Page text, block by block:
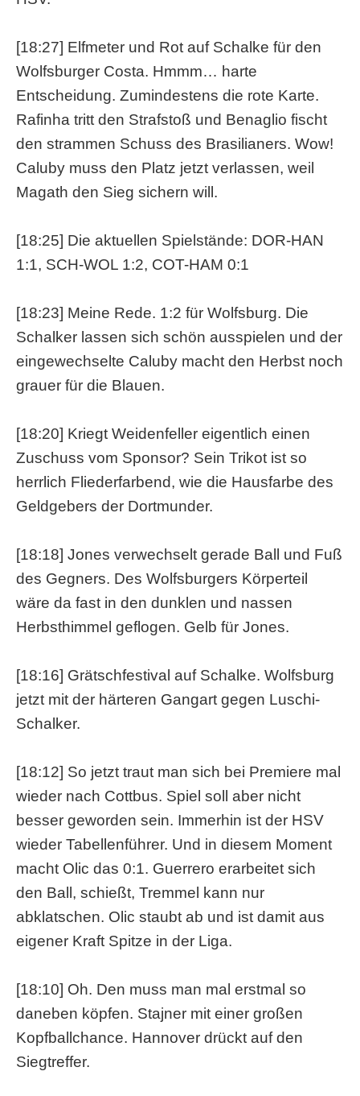
[18:27] Elfmeter und Rot auf Schalke für den
Wolfsburger Costa. Hmmm… harte
Entscheidung. Zumindestens die rote Karte.
Rafinha tritt den Strafstoß und Benaglio fischt
den strammen Schuss des Brasilianers. Wow!
Caluby muss den Platz jetzt verlassen, weil
Magath den Sieg sichern will.
[18:25] Die aktuellen Spielstände: DOR-HAN
1:1, SCH-WOL 1:2, COT-HAM 0:1
[18:23] Meine Rede. 1:2 für Wolfsburg. Die
Schalker lassen sich schön ausspielen und der
eingewechselte Caluby macht den Herbst noch
grauer für die Blauen.
[18:20] Kriegt Weidenfeller eigentlich einen
Zuschuss vom Sponsor? Sein Trikot ist so
herrlich Fliederfarbend, wie die Hausfarbe des
Geldgebers der Dortmunder.
[18:18] Jones verwechselt gerade Ball und Fuß
des Gegners. Des Wolfsburgers Körperteil
wäre da fast in den dunklen und nassen
Herbsthimmel geflogen. Gelb für Jones.
[18:16] Grätschfestival auf Schalke. Wolfsburg
jetzt mit der härteren Gangart gegen Luschi-
Schalker.
[18:12] So jetzt traut man sich bei Premiere mal
wieder nach Cottbus. Spiel soll aber nicht
besser geworden sein. Immerhin ist der HSV
wieder Tabellenführer. Und in diesem Moment
macht Olic das 0:1. Guerrero erarbeitet sich
den Ball, schießt, Tremmel kann nur
abklatschen. Olic staubt ab und ist damit aus
eigener Kraft Spitze in der Liga.
[18:10] Oh. Den muss man mal erstmal so
daneben köpfen. Stajner mit einer großen
Kopfballchance. Hannover drückt auf den
Siegtreffer.